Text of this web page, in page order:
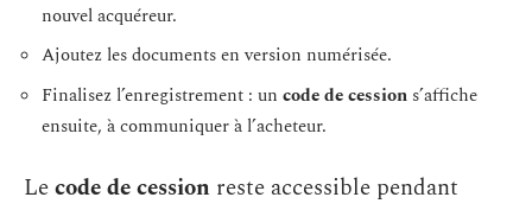
nouvel acquéreur.
Ajoutez les documents en version numérisée.
Finalisez l’enregistrement : un code de cession s’affiche
ensuite, à communiquer à l’acheteur.
Lecode de cession reste accessible pendant